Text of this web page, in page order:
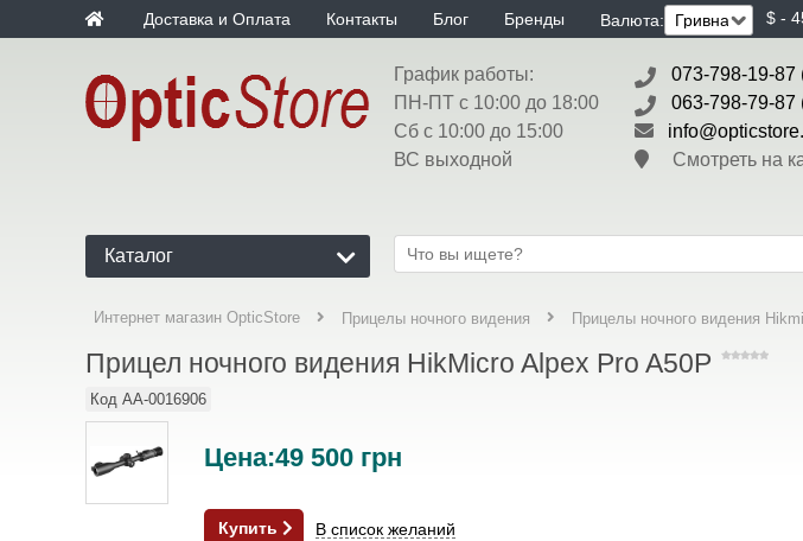
Доставка и Оплата Контакты Блог Бренды Валюта: $ -
График работы:
ПН-ПТ с 10:00 до 18:00
Сб с 10:00 до 15:00
ВС выходной
073-798-19-
063-798-79-
Смотреть на
Каталог
Интернет магазин OpticStore Прицелы ночного видения Прицелы ночного видения
Прицел ночного видения HikMicro Alpex Pro A50P
Код AA-0016906
Цена:49 500 грн
Купить В список желаний